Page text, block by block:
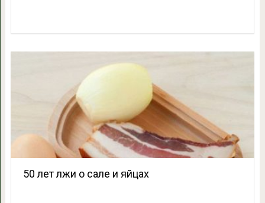
50 лет лжи о сале и яйцах